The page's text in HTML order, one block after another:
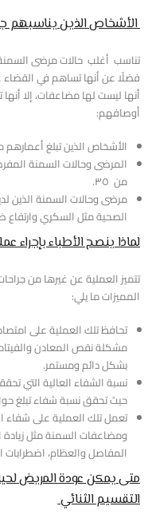
الأشخاص الذين يناسبهم
تناسب أغلب حالات مرضى السمنة
فضلًا عن أنها تساهم في
أنها ليست لها مضاعفات، إلا
أوصافهم:
الأشخاص الذين تبلغ أعمارهم ما بين ١٨
المرضى وحالات السمنة
من ٣٥.
الصحية مثل السكري وارتفاع
لماذا ينصح الأطباء بإجراء
تتميز العملية عن غيرها من
المميزات ما يلي:
تحافظ تلك العملية على
مشكلة نقص المعادن
بشكل دائم ومستمر.
نسبة الشفاء العالية التي
حيث تحقق نسبة شفاء تبلغ حوالي
تعمل تلك العملية على
ومضاعفات السمنة مثل زيادة
المفاصل والعظام، اضطرابات
متى يمكن عودة المريض
التقسيم الثنائي